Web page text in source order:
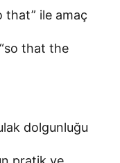
that” ile amaç
that the
dolgunluğu